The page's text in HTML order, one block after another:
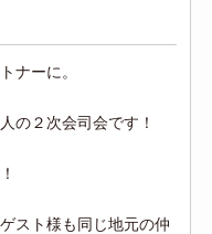
ナーに。
の２次会司会です！
スト様も同じ地元の仲